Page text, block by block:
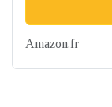
Amazon.fr